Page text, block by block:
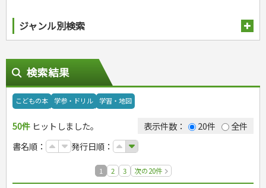
ジャンル別検索
スポーツ
スポーツルール
野球
ゴルフ
ジュニアスポーツ
その他スポーツ
自然・アウトドア・ペット
アウトドア
犬・猫
園芸・野菜づくり
雑学
娯楽・ゲーム・占い
ナンプレ
ゲーム・マジック
家相・風水・占い
カルチャー・芸術・趣味
音楽・楽器
趣味・鑑賞・カメラ
俳句・詩・ことば
辞典
語学・旅行会話
運転免許
原付・二輪
生活・暮らし
料理
料理・レシピ
各国料理
お弁当
健康メニュー・ダイエット
調理器具クッキング
お菓子・ケーキ・パン
手芸・クラフト
ソーイング
クラフト
インテリア・ハウジング
収納・掃除・暮らし
美容・ファッション
ダイエット・エクササイズ
メイク・ネイル・ヘア
冠婚葬祭・手紙・ペン字
冠婚葬祭・スピーチ・マナー
妊娠・出産・育児
妊娠・出産・育児
離乳食・幼児食・こどもレシピ
健康と保育
家庭医学・健康
ツボ・マッサージ
健康知識
看護・介護
介護一般
パネルシアター
こどもの本
おりがみ・あやとり
占い・心理ゲーム
学参・ドリル
検索結果
こどもの本 学参・ドリル 学習・地図
50件 ヒットしました。 表示件数： 20件
全件
書名順：
発行日順：
1 2 3 次の20件